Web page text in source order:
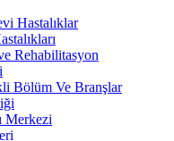
Hastalıklar
Rehabilitasyon
Bölüm Ve Branşlar
Merkezi